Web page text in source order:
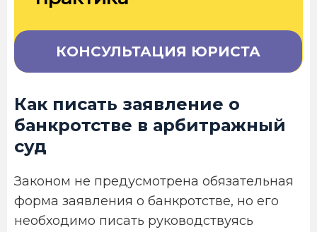
КОНСУЛЬТАЦИЯ ЮРИСТА
Как писать заявление о
банкротстве в арбитражный
суд
Законом не предусмотрена обязательная
форма заявления о банкротстве, но его
необходимо писать руководствуясь